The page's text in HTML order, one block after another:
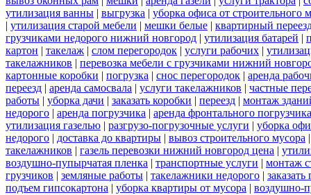
утилизация ванны | выгрузка | уборка офиса от строительного
| утилизация старой мебели | мешки белые | квартирный
грузчиками недорого нижний новгород | утилизация батарей |
картон | такелаж | слом перегородок | услуги рабочих |
такелажников | перевозка мебели с грузчиками нижний
картонные коробки | погрузка | снос перегородок | аренда
переезд | аренда самосвала | услуги такелажников | частные
работы | уборка дачи | заказать коробки | переезд | монтаж
недорого | аренда погрузчика | аренда фронтального погрузчика
утилизация газелью | разгрузо-погрузочные услуги | уборка
недорого | доставка до квартиры | вывоз строительного мусора
такелажников | газель перевозки нижний новгород цена |
воздушно-пупырчатая пленка | транспортные услуги | монтаж
грузчиков | земляные работы | такелажники недорого |
подъем гипсокартона | уборка квартиры от мусора | воздушно-